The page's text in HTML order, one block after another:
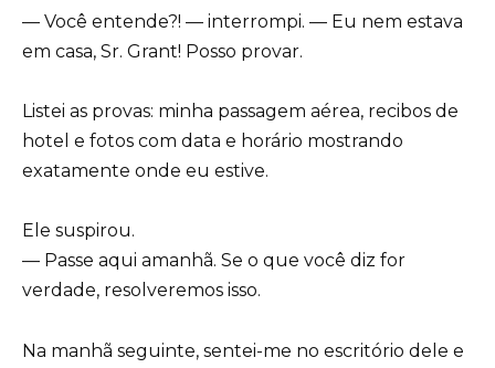
— Você entende?! — interrompi. — Eu nem estava
em casa, Sr. Grant! Posso provar.
Listei as provas: minha passagem aérea, recibos de
hotel e fotos com data e horário mostrando
exatamente onde eu estive.
Ele suspirou.
— Passe aqui amanhã. Se o que você diz for
verdade, resolveremos isso.
Na manhã seguinte, sentei-me no escritório dele e